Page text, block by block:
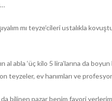
mı teyze’cileri ustalıkla
al abla ‘üç kilo 5 lira’larına da
teyzeler, ev hanımları ve
da bilinen pazar benim favori